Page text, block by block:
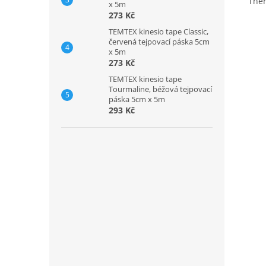
x 5m
273 Kč
TEMTEX kinesio tape Classic,
červená tejpovací páska 5cm
x 5m
273 Kč
TEMTEX kinesio tape
Tourmaline, béžová tejpovací
páska 5cm x 5m
293 Kč